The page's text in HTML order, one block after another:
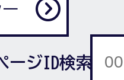
ージID検索